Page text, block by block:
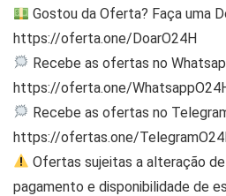
Gostou da Oferta? Faça uma
https://oferta.one/DoarO24H
Recebe as ofertas no
https://oferta.one/
Recebe as ofertas no
https://ofertas.one/
Ofertas sujeitas a alteração
pagamento e disponibilidade de